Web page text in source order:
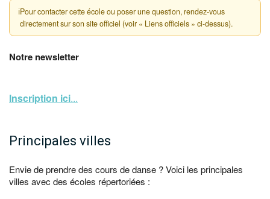
ℹPour contacter cette école ou poser une question, rendez-vous
directement sur son site officiel (voir « Liens officiels » ci-dessus).
Notre newsletter
Inscription ici...
Principales villes
Envie de prendre des cours de danse ? Voici les principales
villes avec des écoles répertoriées :